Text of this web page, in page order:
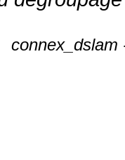
connex_dslam